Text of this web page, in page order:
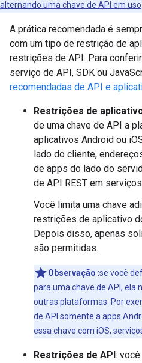
alternando uma chave de API em uso
A prática recomendada é
com um tipo de restrição de
restrições de API. Para
serviço de API, SDK ou
recomendadas de API e
Restrições de
de uma chave de API a
aplicativos Android ou
lado do cliente,
de apps do lado do
de API REST em
Você limita uma chave
restrições de aplicativo
Depois disso, apenas
são permitidas.
Observação :se você
para uma chave de API, ela
outras plataformas. Por
de API somente a apps
essa chave com iOS,
Restrições de API: